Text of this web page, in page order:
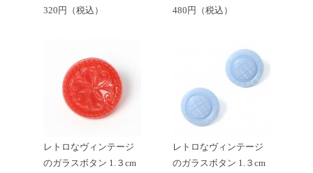
320円（税込）
480円（税込）
レトロなヴィンテージ
のガラスボタン 1.３cm
レトロなヴィンテージ
のガラスボタン 1.３cm